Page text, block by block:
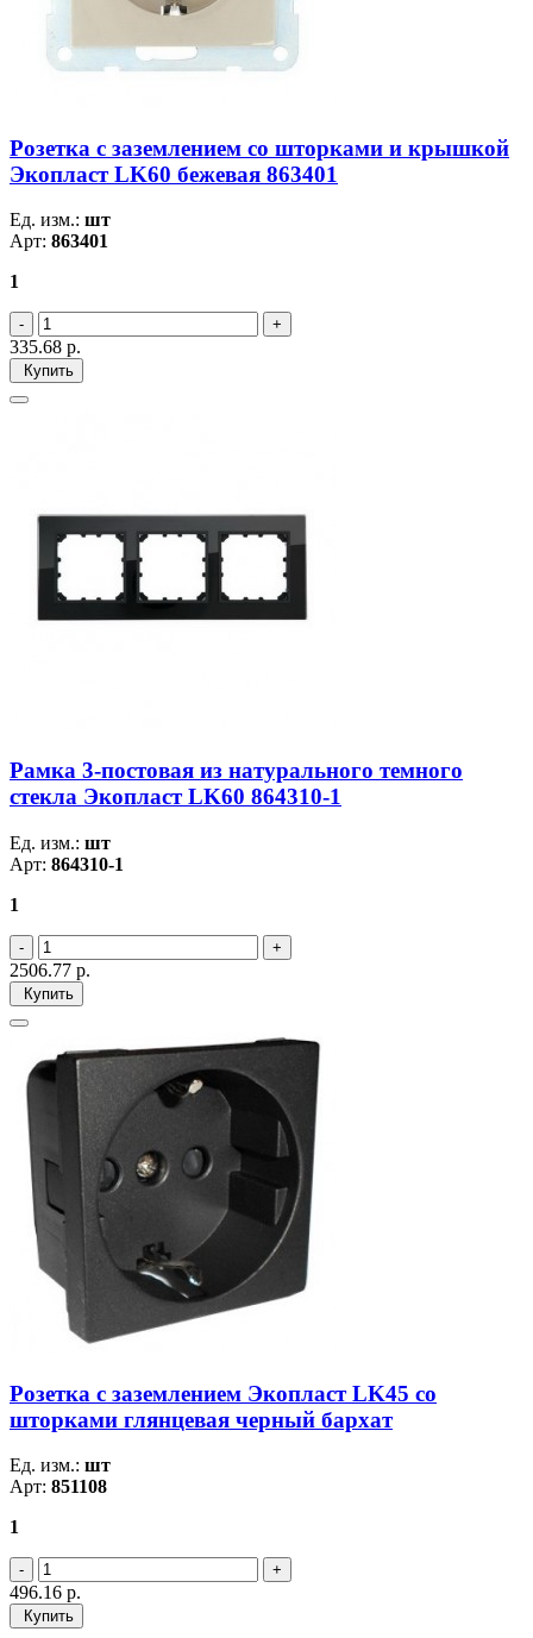
Розетка с заземлением со шторками и крышкой
Экопласт LK60 бежевая 863401
Ед. изм.: шт
Арт: 863401
1
335.68 р.
Купить
Рамка 3-постовая из натурального темного
стекла Экопласт LK60 864310-1
Ед. изм.: шт
Арт: 864310-1
1
2506.77 р.
Купить
Розетка с заземлением Экопласт LK45 со
шторками глянцевая черный бархат
Ед. изм.: шт
Арт: 851108
1
496.16 р.
Купить